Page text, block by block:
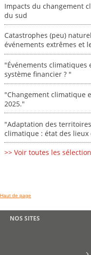
Impacts du changement
du sud
Catastrophes (peu)
événements extrêmes et
"Événements climatiques
système financier ? "
"Changement climatique
2025."
"Adaptation des
climatique : état des
>> Voir toutes les
Haut de page
NOS SITES